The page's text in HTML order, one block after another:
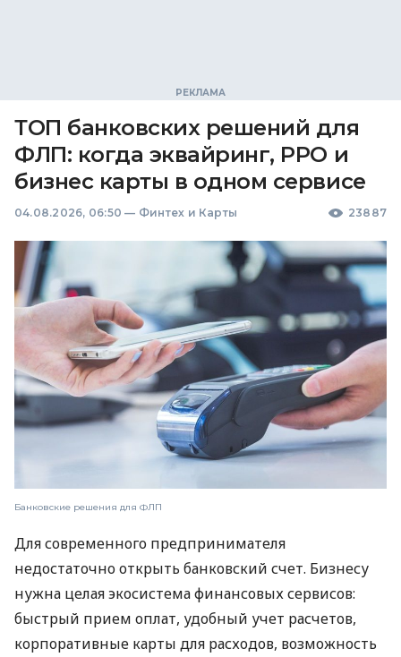
ТОП банковских решений для
ФЛП: когда эквайринг, РРО и
бизнес карты в одном сервисе
04.08.2026, 06:50 — Финтех и Карты 23887
Банковские решения для ФЛП
Для современного предпринимателя
недостаточно открыть банковский счет. Бизнесу
нужна целая экосистема финансовых сервисов:
быстрый прием оплат, удобный учет расчетов,
корпоративные карты для расходов, возможность